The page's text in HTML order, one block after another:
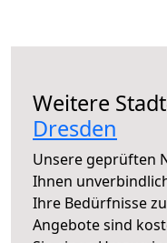
Weitere
Dresden
Unsere geprüften
Ihnen
Ihre Bedürfnisse
Angebote sind